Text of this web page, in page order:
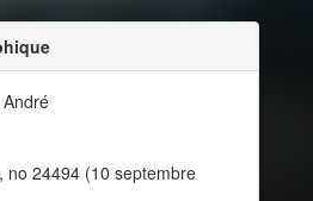
no 24494 (10 septembre